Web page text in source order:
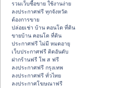
รวมเว็บซื้อขาย ใช้งานง่าย
ลงประกาศฟรี ทุกจังหวัด
ต้องการขาย
ปล่อยเช่า บ้าน คอนโด ที่ดิน
ขายบ้าน คอนโด ที่ดิน
ประกาศฟรี ไม่มี หมดอายุ
เว็บประกาศฟรี ติดอันดับ
ฝากร้านฟรี โพ ส ฟรี
ลงประกาศฟรี กรุงเทพ
ลงประกาศฟรี ทั่วไทย
ลงประกาศโฆษณาฟรี